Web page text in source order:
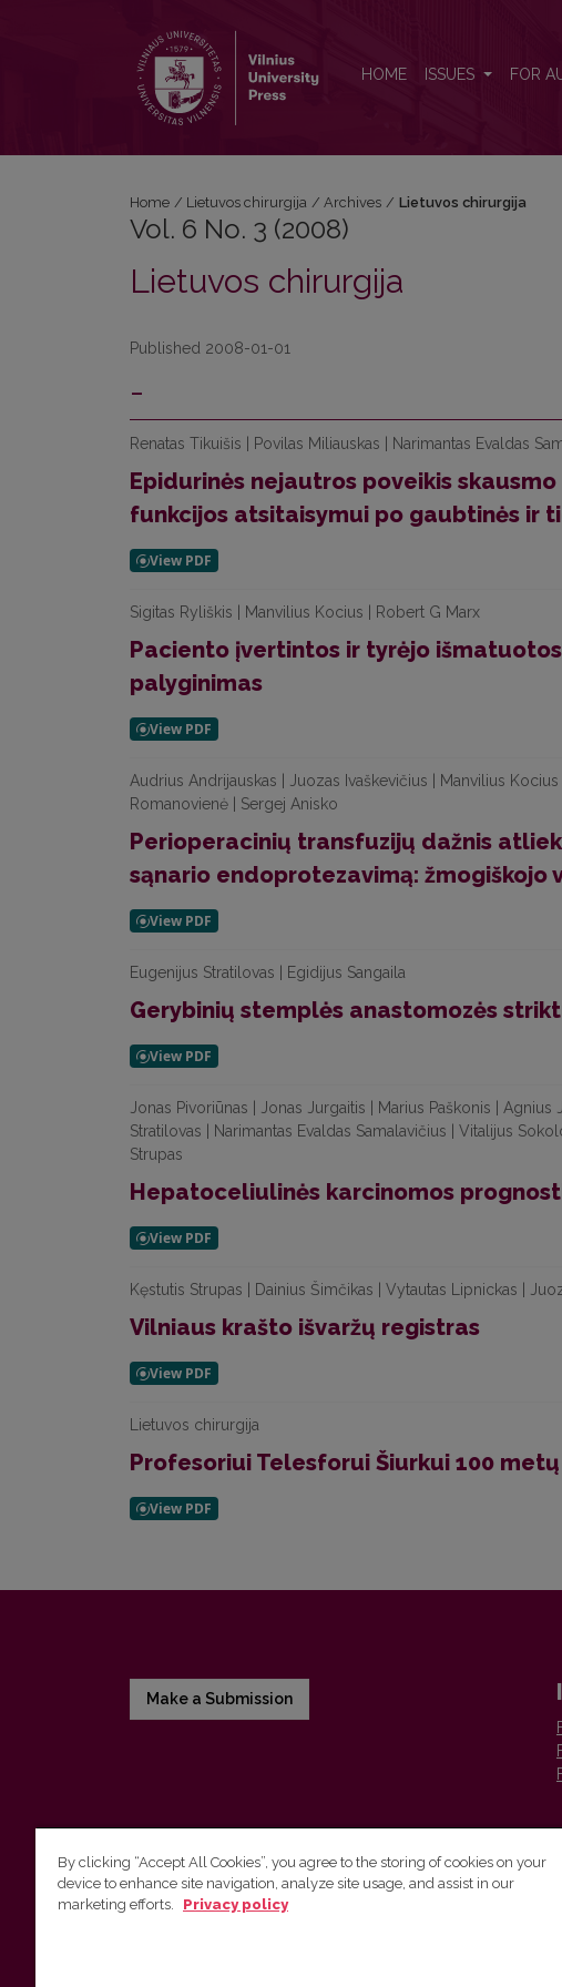
HOME ISSUES FOR
Home / Lietuvos chirurgija / Archives / Lietuvos chirurgija
Vol. 6 No. 3 (2008)
Lietuvos chirurgija
Published 2008-01-01
-
Renatas Tikuišis | Povilas Miliauskas | Narimantas Evaldas
Epidurinės nejautros poveikis
funkcijos atsitaisymui po gaubtinės ir
Sigitas Ryliškis | Manvilius Kocius | Robert G Marx
Paciento įvertintos ir tyrėjo
palyginimas
Audrius Andrijauskas | Juozas Ivaškevičius | Manvilius
Romanovienė | Sergej Anisko
Perioperacinių transfuzijų dažnis
sąnario endoprotezavimą: žmogiškojo
Eugenijus Stratilovas | Egidijus Sangaila
Gerybinių stemplės anastomozės
Jonas Pivoriūnas | Jonas Jurgaitis | Marius Paškonis |
Stratilovas | Narimantas Evaldas Samalavičius | Vitalijus
Strupas
Hepatoceliulinės karcinomos
Kęstutis Strupas | Dainius Šimčikas | Vytautas Lipnickas |
Vilniaus krašto išvaržų registras
Lietuvos chirurgija
Profesoriui Telesforui Šiurkui 100 metų
Make a Submission
Vilnius University Press
By clicking “Accept All Cookies”, you agree to the storing of cookies on your
device to enhance site navigation, analyze site usage, and assist in our
marketing efforts.
Privacy policy